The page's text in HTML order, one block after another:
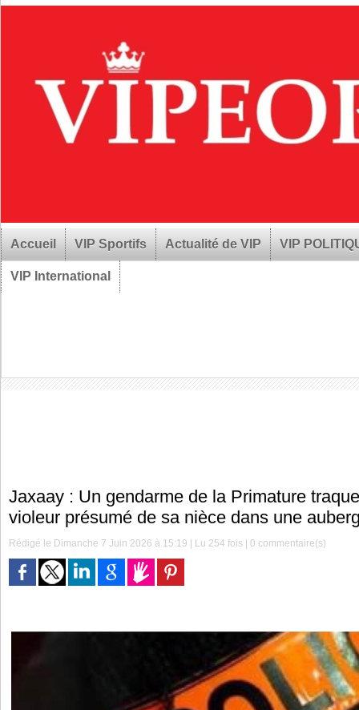
Accueil VIP Sportifs Actualité de VIP VIP
VIP International
Jaxaay : Un gendarme de la Primature
violeur présumé de sa nièce dans une
Rédigé le Dimanche 7 Juin 2026 à 15:19 | Lu 254 fois |0 commentaire(s)